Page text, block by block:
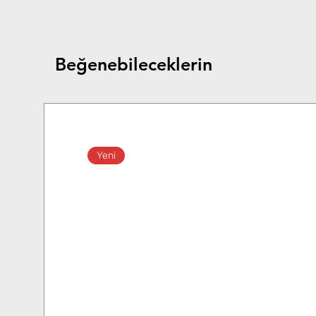
Beğenebileceklerin
Yeni